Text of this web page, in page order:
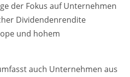
der Fokus auf Unternehmen
Dividendenrendite
und hohem
auch Unternehmen aus